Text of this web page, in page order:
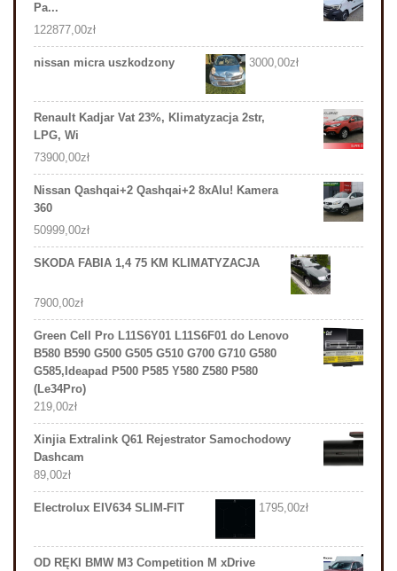
Pa...
122877,00zł
nissan micra uszkodzony 3000,00zł
Renault Kadjar Vat 23%, Klimatyzacja 2str,
LPG, Wi
73900,00zł
Nissan Qashqai+2 Qashqai+2 8xAlu! Kamera
360
50999,00zł
SKODA FABIA 1,4 75 KM KLIMATYZACJA
7900,00zł
Green Cell Pro L11S6Y01 L11S6F01 do Lenovo
B580 B590 G500 G505 G510 G700 G710 G580
G585,Ideapad P500 P585 Y580 Z580 P580
(Le34Pro)
219,00zł
Xinjia Extralink Q61 Rejestrator Samochodowy
Dashcam
89,00zł
Electrolux EIV634 SLIM-FIT 1795,00zł
OD RĘKI BMW M3 Competition M xDrive